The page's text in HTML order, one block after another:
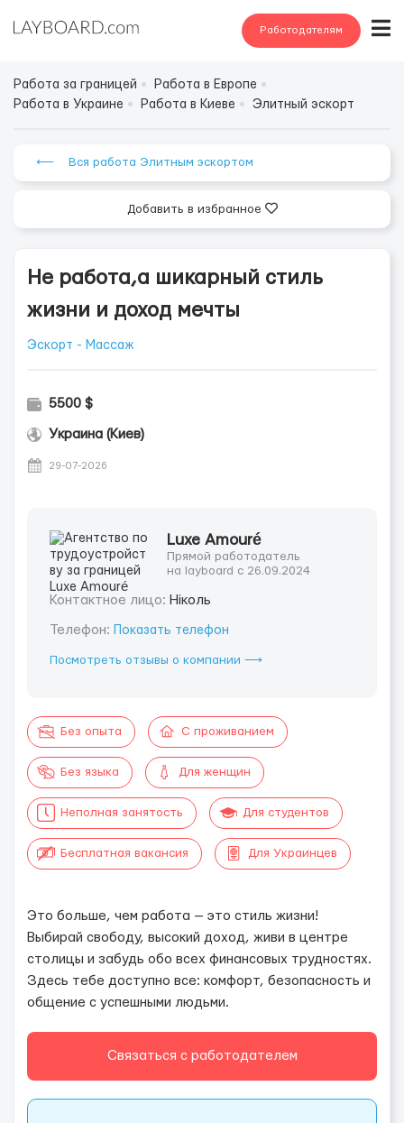
Работодателям
Работа за границей
Работа в Европе
Работа в Украине
Работа в Киеве Элитный эскорт
⟵ Вся работа Элитным эскортом
Добавить в избранное
Не работа,а шикарный стиль
жизни и доход мечты
Эскорт - Массаж
5500 $
Украина (Киев)
29-07-2026
Luxe Amouré
Прямой работодатель
на layboard с 26.09.2024
Контактное лицо: Ніколь
Телефон: Показать телефон
Посмотреть отзывы о компании ⟶
Без опыта С проживанием
Без языка Для женщин
Неполная занятость Для студентов
Бесплатная вакансия Для Украинцев
Это больше, чем работа — это стиль жизни!
Выбирай свободу, высокий доход, живи в центре
столицы и забудь обо всех финансовых трудностях.
Здесь тебе доступно все: комфорт, безопасность и
общение с успешными людьми.
Связаться с работодателем